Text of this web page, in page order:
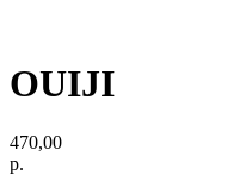
OUIJI
470,00
р.